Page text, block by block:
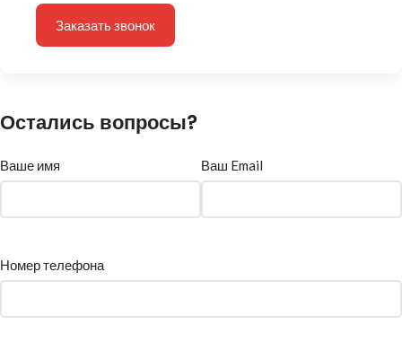
Заказать звонок
Остались вопросы?
Ваше имя Ваш Email
Номер телефона